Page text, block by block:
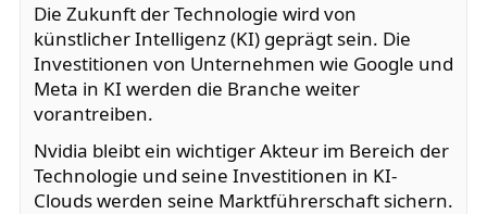
Die Zukunft der Technologie wird von
künstlicher Intelligenz (KI) geprägt sein. Die
Investitionen von Unternehmen wie Google und
Meta in KI werden die Branche weiter
vorantreiben.
Nvidia bleibt ein wichtiger Akteur im Bereich der
Technologie und seine Investitionen in KI-
Clouds werden seine Marktführerschaft sichern.